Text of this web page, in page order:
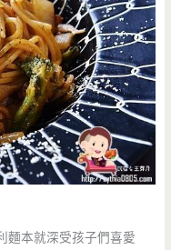
麵本就深受孩子們喜愛